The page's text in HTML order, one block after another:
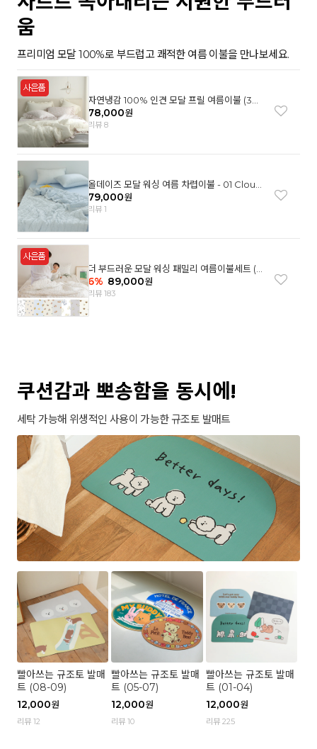
움
프리미엄 모달 100%로 부드럽고 쾌적한 여름 이불을 만나보세요.
자연냉감 100% 인견 모달 프릴 여름이불 (3컬
러)
78,000원
리뷰 8
올데이즈 모달 워싱 여름 차렵이불 - 01 Cloud
garden(SS)
79,000원
리뷰 1
더 부드러운 모달 워싱 패밀리 여름이불세트 (8
컬러)
6% 89,000원
리뷰 183
쿠션감과 뽀송함을 동시에!
세탁 가능해 위생적인 사용이 가능한 규조토 발매트
빨아쓰는 규조토 발매
트 (08-09)
12,000원
리뷰 12
빨아쓰는 규조토 발매
트 (05-07)
12,000원
리뷰 10
빨아쓰는 규조토 발매
트 (01-04)
12,000원
리뷰 225